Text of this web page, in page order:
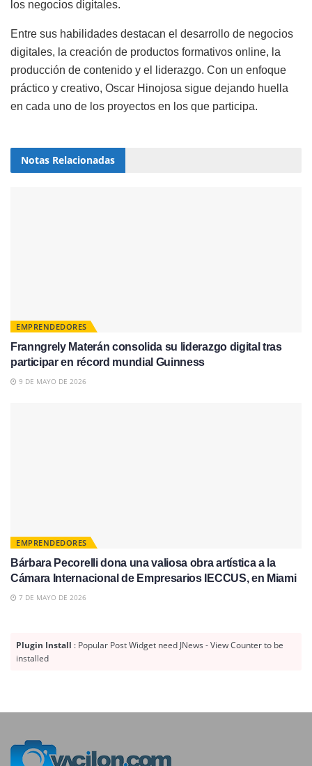
los negocios digitales.
Entre sus habilidades destacan el desarrollo de negocios
digitales, la creación de productos formativos online, la
producción de contenido y el liderazgo. Con un enfoque
práctico y creativo, Oscar Hinojosa sigue dejando huella
en cada uno de los proyectos en los que participa.
Notas Relacionadas
EMPRENDEDORES
Franngrely Materán consolida su liderazgo digital tras
participar en récord mundial Guinness
9 DE MAYO DE 2026
EMPRENDEDORES
Bárbara Pecorelli dona una valiosa obra artística a la
Cámara Internacional de Empresarios IECCUS, en Miami
7 DE MAYO DE 2026
Plugin Install : Popular Post Widget need JNews - View Counter to be
installed